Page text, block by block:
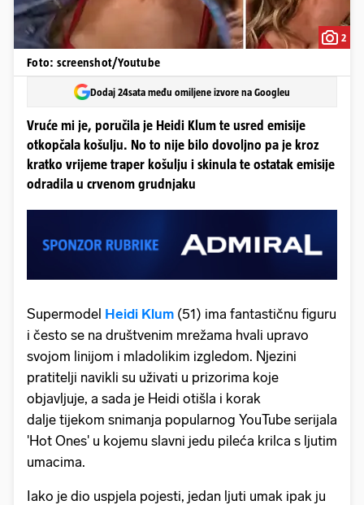
2
Foto: screenshot/Youtube
Dodaj 24sata među omiljene izvore na Googleu
Vruće mi je, poručila je Heidi Klum te usred emisije
otkopčala košulju. No to nije bilo dovoljno pa je kroz
kratko vrijeme traper košulju i skinula te ostatak emisije
odradila u crvenom grudnjaku
Supermodel Heidi Klum (51) ima fantastičnu figuru
i često se na društvenim mrežama hvali upravo
svojom linijom i mladolikim izgledom. Njezini
pratitelji navikli su uživati u prizorima koje
objavljuje, a sada je Heidi otišla i korak
dalje tijekom snimanja popularnog YouTube serijala
'Hot Ones' u kojemu slavni jedu pileća krilca s ljutim
umacima.
Iako je dio uspjela pojesti, jedan ljuti umak ipak ju